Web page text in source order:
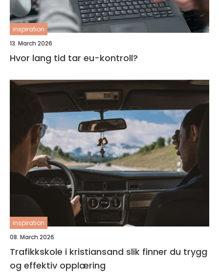
inspiration
13. March 2026
Hvor lang tid tar eu-kontroll?
inspiration
08. March 2026
Trafikkskole i kristiansand slik finner du trygg
og effektiv opplæring